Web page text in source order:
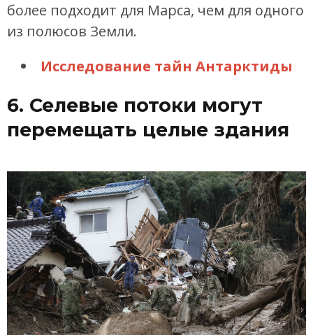
более подходит для Марса, чем для одного
из полюсов Земли.
Исследование тайн Антарктиды
6. Селевые потоки могут
перемещать целые здания